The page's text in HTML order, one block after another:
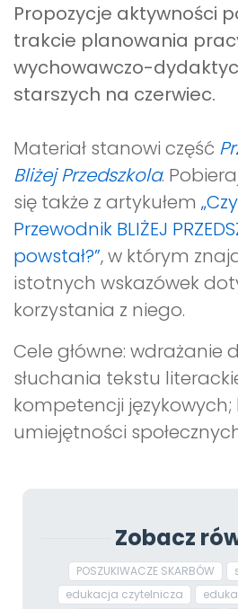
Propozycje aktywności
trakcie planowania
wychowawczo-
starszych na czerwiec.
Materiał stanowi część
Bliżej Przedszkola.
się także z artykułem
Przewodnik BLIŻEJ
powstał?”, w którym
istotnych wskazówek
korzystania z niego.
Cele główne: wdrażanie
słuchania tekstu
kompetencji językowych;
umiejętności
Zobacz
POSZUKIWACZE SKARBÓW
edukacja czytelnicza